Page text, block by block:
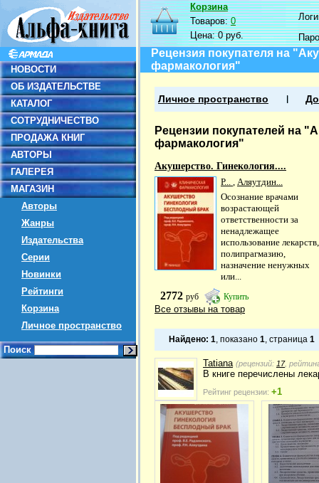
НОВОСТИ
ОБ ИЗДАТЕЛЬСТВЕ
КАТАЛОГ
СОТРУДНИЧЕСТВО
ПРОДАЖА КНИГ
АВТОРЫ
ГАЛЕРЕЯ
МАГАЗИН
Авторы
Жанры
Издательства
Серии
Новинки
Рейтинги
Корзина
Личное пространство
Поиск
Корзина
Товаров:0
Цена:0 руб.
Рецензия покупателя на
фармакология"
Личное пространство
Рецензии покупателей на
фармакология"
Акушерство. Гинекология....
Р... , Аляутдин...
Осознание врачами
возрастающей
ответственности за
ненадлежащее
использование лекарств,
полипрагмазию,
назначение ненужных
или...
2772 руб Купить
Все отзывы на товар
Найдено: 1, показано 1, страница 1
Tatiana (рецензий: 17,
В книге перечислены
Рейтинг рецензии: +1